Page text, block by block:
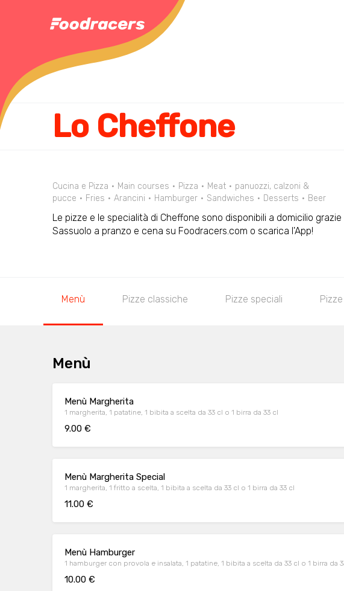
Lo Cheffone
Cucina e Pizza Main courses Pizza Meat
panuozzi, calzoni &
pucce
Fries Arancini Hamburger Sandwiches Desserts Beer
Le pizze e le specialità di Cheffone sono disponibili a domicilio
Sassuolo a pranzo e cena su Foodracers.com o scarica l'App!
Menù Pizze classiche Pizze speciali
Menù
Menù Margherita
1 margherita, 1 patatine, 1 bibita a scelta da 33 cl o 1 birra da 33 cl
9.00 €
Menù Margherita Special
1 margherita, 1 fritto a scelta, 1 bibita a scelta da 33 cl o 1 birra da 33 cl
11.00 €
Menù Hamburger
1 hamburger con provola e insalata, 1 patatine, 1 bibita a scelta da 33 cl o 1 birra da
10.00 €